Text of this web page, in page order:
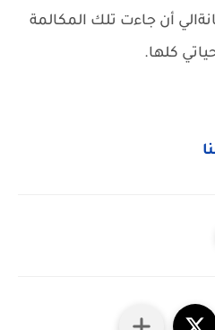
أن جاءت تلك المكالمة
كلها.